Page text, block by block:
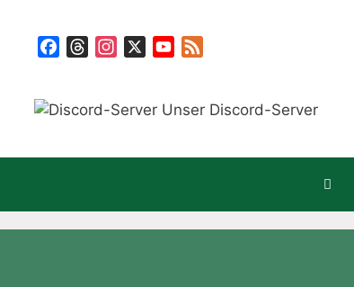
FacebookThreadsInstagram YouTube
Unser Discord-Server